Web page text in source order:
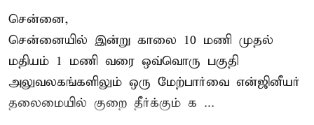
சென்னை,
சென்னையில் இன்று காலை 10 மணி முதல்
மதியம் 1 மணி வரை ஒவ்வொரு பகுதி
அலுவலகங்களிலும் ஒரு மேற்பார்வை என்ஜினீயர்
தலைமையில் குறை தீர்க்கும் க ...